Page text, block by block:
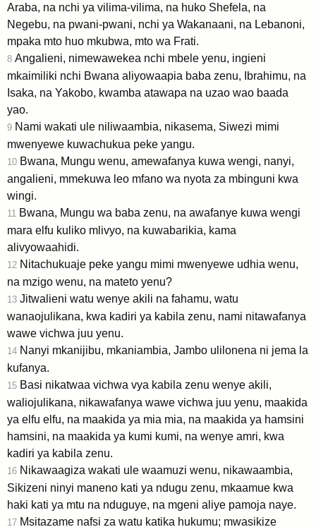
Araba, na nchi ya vilima-vilima, na huko Shefela, na
Negebu, na pwani-pwani, nchi ya Wakanaani, na Lebanoni,
mpaka mto huo mkubwa, mto wa Frati.
8 Angalieni, nimewawekea nchi mbele yenu, ingieni
mkaimiliki nchi Bwana aliyowaapia baba zenu, Ibrahimu, na
Isaka, na Yakobo, kwamba atawapa na uzao wao baada
yao.
9 Nami wakati ule niliwaambia, nikasema, Siwezi mimi
mwenyewe kuwachukua peke yangu.
10 Bwana, Mungu wenu, amewafanya kuwa wengi, nanyi,
angalieni, mmekuwa leo mfano wa nyota za mbinguni kwa
wingi.
11 Bwana, Mungu wa baba zenu, na awafanye kuwa wengi
mara elfu kuliko mlivyo, na kuwabarikia, kama
alivyowaahidi.
12 Nitachukuaje peke yangu mimi mwenyewe udhia wenu,
na mzigo wenu, na mateto yenu?
13 Jitwalieni watu wenye akili na fahamu, watu
wanaojulikana, kwa kadiri ya kabila zenu, nami nitawafanya
wawe vichwa juu yenu.
14 Nanyi mkanijibu, mkaniambia, Jambo ulilonena ni jema la
kufanya.
15 Basi nikatwaa vichwa vya kabila zenu wenye akili,
waliojulikana, nikawafanya wawe vichwa juu yenu, maakida
ya elfu elfu, na maakida ya mia mia, na maakida ya hamsini
hamsini, na maakida ya kumi kumi, na wenye amri, kwa
kadiri ya kabila zenu.
16 Nikawaagiza wakati ule waamuzi wenu, nikawaambia,
Sikizeni ninyi maneno kati ya ndugu zenu, mkaamue kwa
haki kati ya mtu na nduguye, na mgeni aliye pamoja naye.
17 Msitazame nafsi za watu katika hukumu; mwasikize